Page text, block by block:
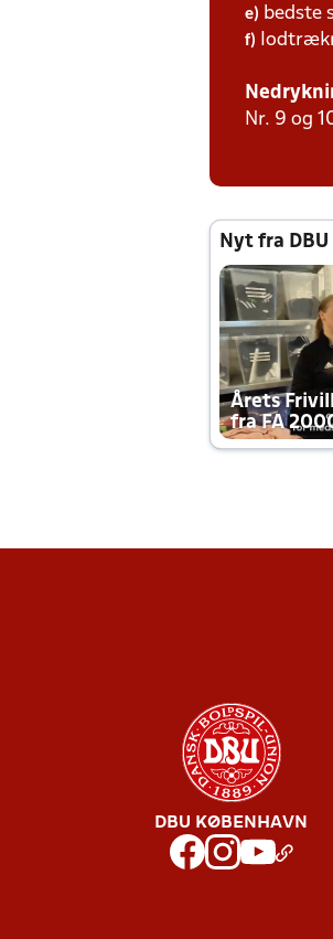
e) bedste
f)
Nr. 9 og
Nyt fra
Årets
fra FA
DBU KØBENHAVN